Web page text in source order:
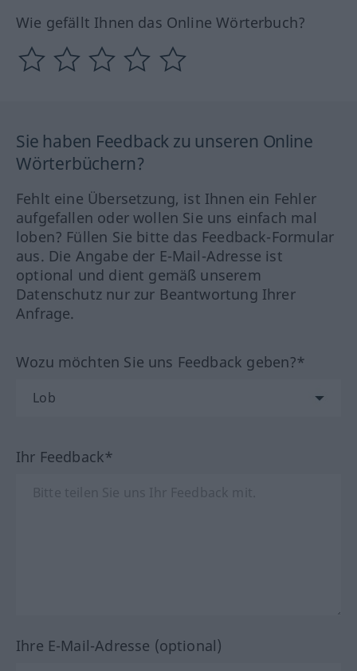
Wie gefällt Ihnen das Online Wörterbuch?
Sie haben Feedback zu unseren Online
Wörterbüchern?
Fehlt eine Übersetzung, ist Ihnen ein Fehler
aufgefallen oder wollen Sie uns einfach mal
loben? Füllen Sie bitte das Feedback-Formular
aus. Die Angabe der E-Mail-Adresse ist
optional und dient gemäß unserem
Datenschutz nur zur Beantwortung Ihrer
Anfrage.
Wozu möchten Sie uns Feedback geben?*
Ihr Feedback*
Ihre E-Mail-Adresse (optional)